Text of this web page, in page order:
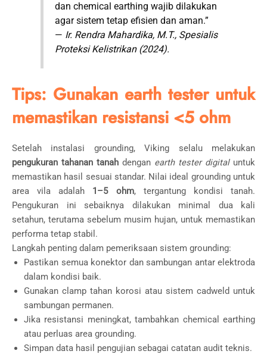
dan chemical earthing wajib dilakukan
agar sistem tetap efisien dan aman.”
— Ir. Rendra Mahardika, M.T., Spesialis
Proteksi Kelistrikan (2024).
Tips: Gunakan earth tester untuk
memastikan resistansi <5 ohm
Setelah instalasi grounding, Viking selalu melakukan
pengukuran tahanan tanah dengan earth tester digitaluntuk
memastikan hasil sesuai standar. Nilai ideal grounding untuk
area vila adalah 1–5 ohm, tergantung kondisi tanah.
Pengukuran ini sebaiknya dilakukan minimal dua kali
setahun, terutama sebelum musim hujan, untuk memastikan
performa tetap stabil.
Langkah penting dalam pemeriksaan sistem grounding:
Pastikan semua konektor dan sambungan antar elektroda
dalam kondisi baik.
Gunakan clamp tahan korosi atau sistem cadweld untuk
sambungan permanen.
Jika resistansi meningkat, tambahkan chemical earthing
atau perluas area grounding.
Simpan data hasil pengujian sebagai catatan audit teknis.